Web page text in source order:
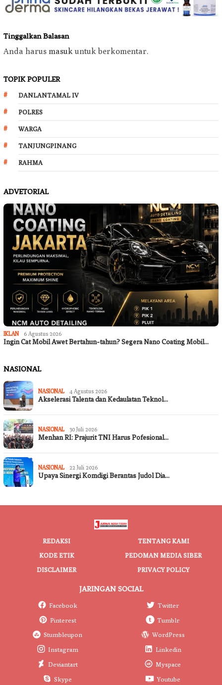
Tinggalkan Balasan
Anda harus masuk untuk berkomentar.
TOPIK POPULER
DANLANTAMAL IV
POLRES
WARGA
TANJUNGPINANG
RAHMA
ADVETORIAL
IKLAN 6 Agustus 2026
Ingin Cat Mobil Awet Bertahun-tahun? Segera Nano Coating Mobil…
NASIONAL
NASIONAL 4 Agustus 2026
Akselerasi Talenta dan Kedaulatan Teknol…
NASIONAL 30 Juli 2026
Menhan RI: Prajurit TNI Harus Pofesional…
NASIONAL 22 Juli 2026
Upaya Sinergi Komdigi Berantas Judol Dia…
REDAKSI
TENTANG KAMI
KODE ETIK
PEDOMAN MEDIA SIBER
DISCLAIMER
PRIVACY POLICY
JARINGAN SOCIAL
Facebook
Twitter
Pinterest
Tumblr
Stumbleupon
WordPress
Instagram
Linkedin
Deviantart
Myspace
Skype
Youtube